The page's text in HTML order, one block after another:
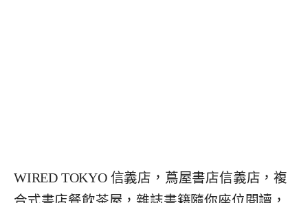
WIRED TOKYO 信義店，蔦屋書店信義店，複